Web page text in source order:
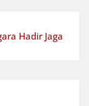
Hadir Jaga